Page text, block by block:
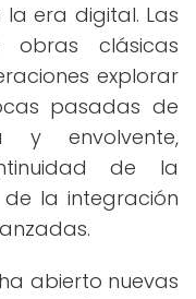
era digital. Las
obras clásicas
explorar
pasadas de
y envolvente,
de la
la integración
abierto nuevas